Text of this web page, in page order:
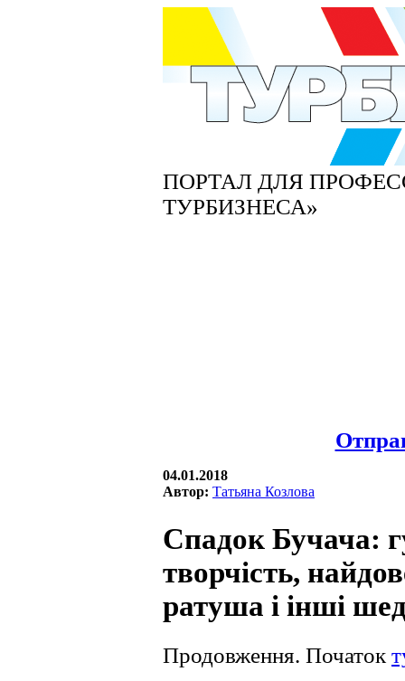
ПОРТАЛ ДЛЯ
ТУРБИЗНЕСА»
04.01.2018
Автор: Татьяна Козлова
Спадок Бучача:
творчість,
ратуша і інші
Продовження. Початок